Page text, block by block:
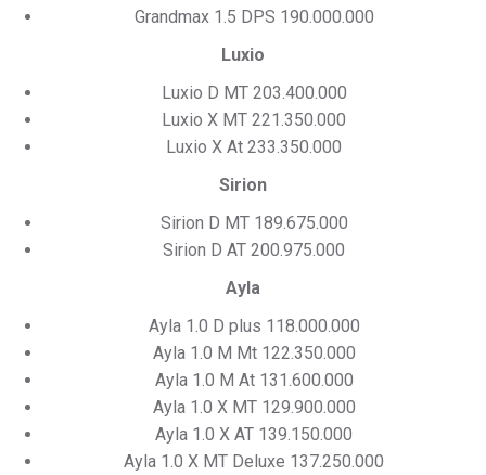
Grandmax 1.5 DPS 190.000.000
Luxio
Luxio D MT 203.400.000
Luxio X MT 221.350.000
Luxio X At 233.350.000
Sirion
Sirion D MT 189.675.000
Sirion D AT 200.975.000
Ayla
Ayla 1.0 D plus 118.000.000
Ayla 1.0 M Mt 122.350.000
Ayla 1.0 M At 131.600.000
Ayla 1.0 X MT 129.900.000
Ayla 1.0 X AT 139.150.000
Ayla 1.0 X MT Deluxe 137.250.000